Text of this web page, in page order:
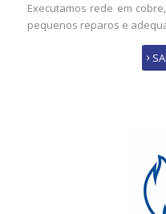
Executamos rede em
pequenos reparos e